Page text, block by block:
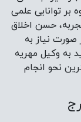
بر توانایی علمی
حسن اخلاق
نیاز به
به وکیل مهریه
نحو انجام